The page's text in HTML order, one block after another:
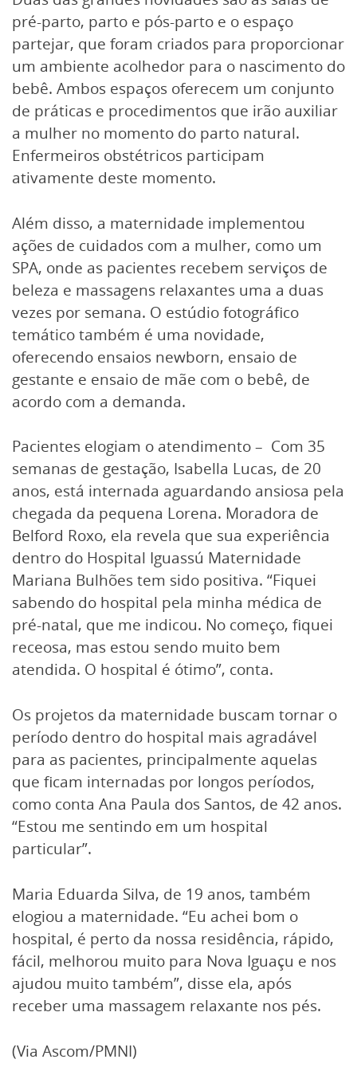
pré-parto, parto e pós-parto e o espaço
partejar, que foram criados para proporcionar
um ambiente acolhedor para o nascimento do
bebê. Ambos espaços oferecem um conjunto
de práticas e procedimentos que irão auxiliar
a mulher no momento do parto natural.
Enfermeiros obstétricos participam
ativamente deste momento.
Além disso, a maternidade implementou
ações de cuidados com a mulher, como um
SPA, onde as pacientes recebem serviços de
beleza e massagens relaxantes uma a duas
vezes por semana. O estúdio fotográfico
temático também é uma novidade,
oferecendo ensaios newborn, ensaio de
gestante e ensaio de mãe com o bebê, de
acordo com a demanda.
Pacientes elogiam o atendimento – Com 35
semanas de gestação, Isabella Lucas, de 20
anos, está internada aguardando ansiosa pela
chegada da pequena Lorena. Moradora de
Belford Roxo, ela revela que sua experiência
dentro do Hospital Iguassú Maternidade
Mariana Bulhões tem sido positiva. “Fiquei
sabendo do hospital pela minha médica de
pré-natal, que me indicou. No começo, fiquei
receosa, mas estou sendo muito bem
atendida. O hospital é ótimo”, conta.
Os projetos da maternidade buscam tornar o
período dentro do hospital mais agradável
para as pacientes, principalmente aquelas
que ficam internadas por longos períodos,
como conta Ana Paula dos Santos, de 42 anos.
“Estou me sentindo em um hospital
particular”.
Maria Eduarda Silva, de 19 anos, também
elogiou a maternidade. “Eu achei bom o
hospital, é perto da nossa residência, rápido,
fácil, melhorou muito para Nova Iguaçu e nos
ajudou muito também”, disse ela, após
receber uma massagem relaxante nos pés.
(Via Ascom/PMNI)